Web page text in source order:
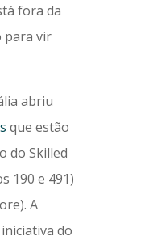
fora da
para vir
abriu
que estão
do Skilled
190 e 491)
A
do